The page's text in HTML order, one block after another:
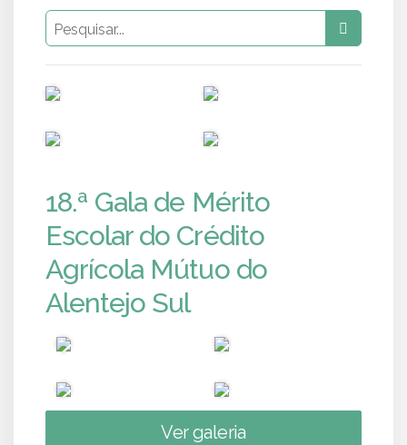
18.ª Gala de Mérito
Escolar do Crédito
Agrícola Mútuo do
Alentejo Sul
Ver galeria